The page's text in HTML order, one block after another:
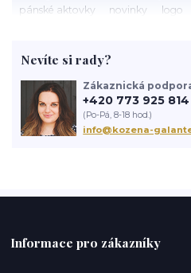
pánské aktovky
novinky logo
navrhování
Nevíte si rady?
Zákaznická
+420 773 925 814
(Po-Pá, 8-18 hod.)
info@kozena-
Informace pro zákazníky